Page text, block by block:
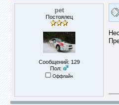
pet
Постоялец
Сообщений: 129
Пол:
Оффлайн